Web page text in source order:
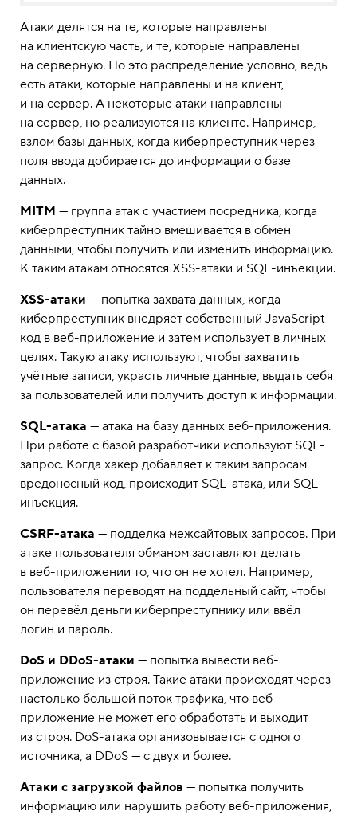
Атаки делятся на те, которые направлены
на клиентскую часть, и те, которые направлены
на серверную. Но это распределение условно, ведь
есть атаки, которые направлены и на клиент,
и на сервер. А некоторые атаки направлены
на сервер, но реализуются на клиенте. Например,
взлом базы данных, когда киберпреступник через
поля ввода добирается до информации о базе
данных.
MITM — группа атак с участием посредника, когда
киберпреступник тайно вмешивается в обмен
данными, чтобы получить или изменить информацию.
К таким атакам относятся XSS-атаки и SQL-инъекции.
XSS-атаки — попытка захвата данных, когда
киберпреступник внедряет собственный JavaScript-
код в веб-приложение и затем использует в личных
целях. Такую атаку используют, чтобы захватить
учётные записи, украсть личные данные, выдать себя
за пользователей или получить доступ к информации.
SQL-атака — атака на базу данных веб-приложения.
При работе с базой разработчики используют SQL-
запрос. Когда хакер добавляет к таким запросам
вредоносный код, происходит SQL-атака, или SQL-
инъекция.
CSRF-атака — подделка межсайтовых запросов. При
атаке пользователя обманом заставляют делать
в веб-приложении то, что он не хотел. Например,
пользователя переводят на поддельный сайт, чтобы
он перевёл деньги киберпреступнику или ввёл
логин и пароль.
DoS и DDoS-атаки — попытка вывести веб-
приложение из строя. Такие атаки происходят через
настолько большой поток трафика, что веб-
приложение не может его обработать и выходит
из строя. DoS-атака организовывается с одного
источника, а DDoS — с двух и более.
Атаки с загрузкой файлов — попытка получить
информацию или нарушить работу веб-приложения,